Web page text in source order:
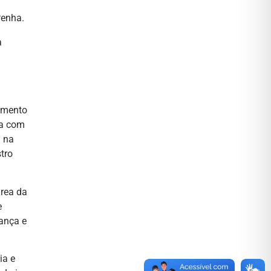
com
na
da
e
e